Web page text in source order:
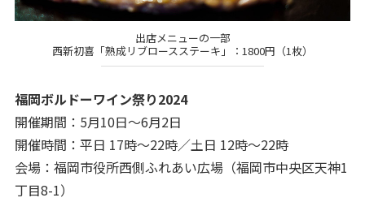
出店メニューの一部
西新初喜「熟成リブロースステーキ」：1800円（1枚）
福岡ボルドーワイン祭り2024
開催期間：5月10日～6月2日
開催時間：平日 17時〜22時／土日 12時～22時
会場：福岡市役所西側ふれあい広場（福岡市中央区天神1
丁目8-1）